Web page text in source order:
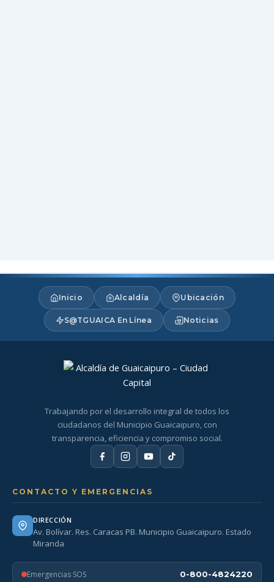
Inicio Alcaldía Ubicación
S@TGUAICA En Línea Noticias
Trabajando por el desarrollo integral de todos los
ciudadanos del Municipio Guaicaipuro, con
transparencia, eficiencia y compromiso social.
CONTACTO Y EMERGENCIAS
DIRECCIÓN
Av. Bolívar. Res. Caracas PB. Municipio Guaicaipuro. Estado
Miranda
Emergencias SOS 0-800-4824220